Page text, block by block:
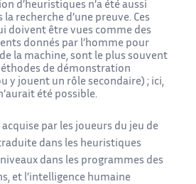
d’heuristiques n’a été aussi
recherche d’une preuve. Ces
doivent être vues comme des
donnés par l’homme pour
la machine, sont le plus souvent
de démonstration
y jouent un rôle secondaire) ; ici,
été possible.
acquise par les joueurs du jeu de
dans les heuristiques
dans les programmes des
et l’intelligence humaine